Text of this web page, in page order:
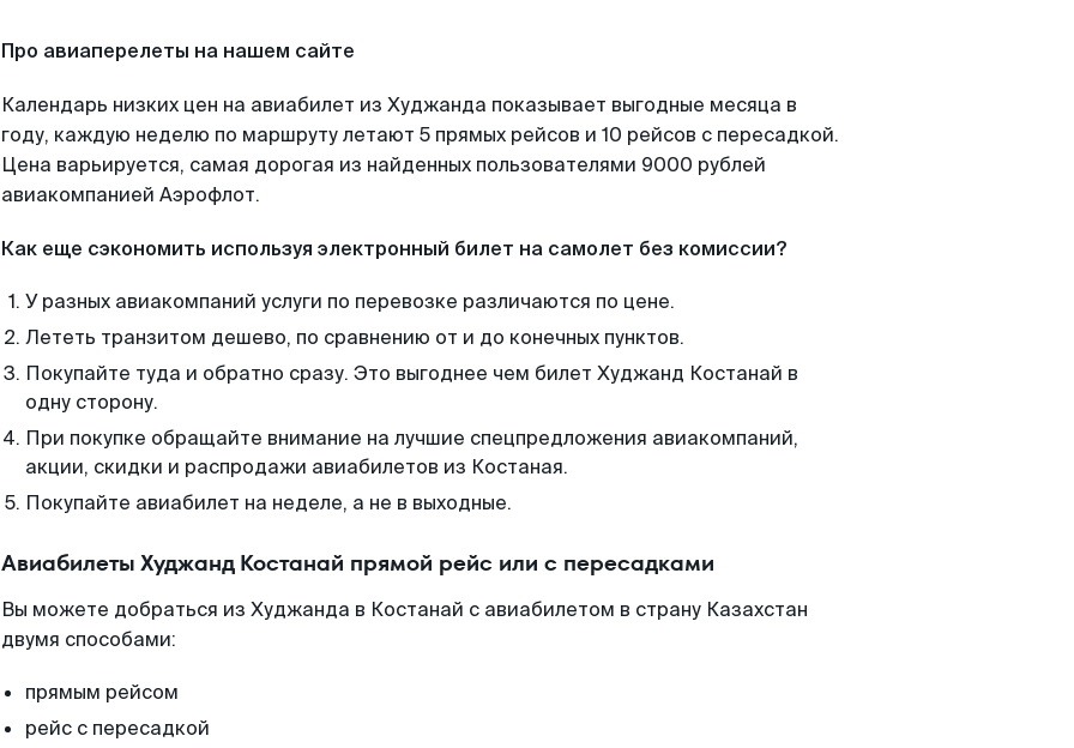
Про авиаперелеты на нашем сайте
Календарь низких цен на авиабилет из Худжанда показывает выгодные месяца в
году, каждую неделю по маршруту летают 5 прямых рейсов и 10 рейсов с пересадкой.
Цена варьируется, самая дорогая из найденных пользователями 9000 рублей
авиакомпанией Аэрофлот.
Как еще сэкономить используя электронный билет на самолет без комиссии?
У разных авиакомпаний услуги по перевозке различаются по цене.
Лететь транзитом дешево, по сравнению от и до конечных пунктов.
Покупайте туда и обратно сразу. Это выгоднее чем билет Худжанд Костанай в
одну сторону.
При покупке обращайте внимание на лучшие спецпредложения авиакомпаний,
акции, скидки и распродажи авиабилетов из Костаная.
Покупайте авиабилет на неделе, а не в выходные.
Авиабилеты Худжанд Костанай прямой рейс или с пересадками
Вы можете добраться из Худжанда в Костанай с авиабилетом в страну Казахстан
двумя способами:
прямым рейсом
рейс с пересадкой